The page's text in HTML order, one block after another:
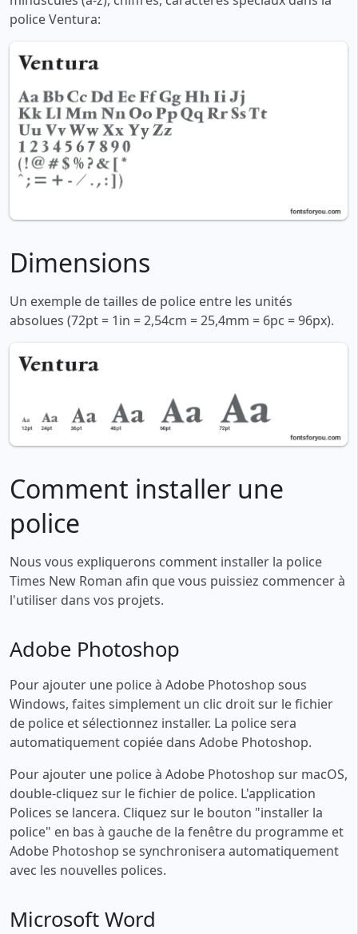
police Ventura:
Dimensions
Un exemple de tailles de police entre les unités
absolues (72pt = 1in = 2,54cm = 25,4mm = 6pc = 96px).
Comment installer une
police
Nous vous expliquerons comment installer la police
Times New Roman afin que vous puissiez commencer à
l'utiliser dans vos projets.
Adobe Photoshop
Pour ajouter une police à Adobe Photoshop sous
Windows, faites simplement un clic droit sur le fichier
de police et sélectionnez installer. La police sera
automatiquement copiée dans Adobe Photoshop.
Pour ajouter une police à Adobe Photoshop sur macOS,
double-cliquez sur le fichier de police. L'application
Polices se lancera. Cliquez sur le bouton "installer la
police" en bas à gauche de la fenêtre du programme et
Adobe Photoshop se synchronisera automatiquement
avec les nouvelles polices.
Microsoft Word